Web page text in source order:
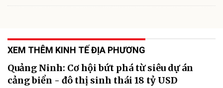
XEM THÊM KINH TẾ ĐỊA PHƯƠNG
Quảng Ninh: Cơ hội bứt phá từ siêu dự án
cảng biển - đô thị sinh thái 18 tỷ USD